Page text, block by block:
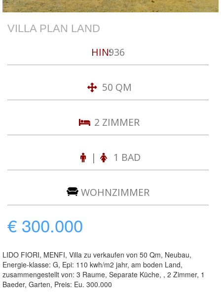
VILLA PLAN LAND
HIN:936
50 QM
2 ZIMMER
| 1 BAD
WOHNZIMMER
€ 300.000
LIDO FIORI, MENFI, Villa zu verkaufen von 50 Qm, Neubau,
Energie-klasse: G, Epi: 110 kwh/m2 jahr, am boden Land,
zusammengestellt von: 3 Raume, Separate Küche, , 2 Zimmer, 1
Baeder, Garten, Preis: Eu. 300.000